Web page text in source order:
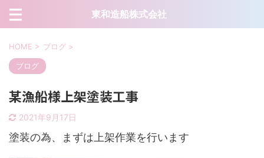
東和造船株式会社
HOME > ブログ >
ブログ
某漁船様上架塗装工事
2021年9月17日
塗装の為、まずは上架作業を行います